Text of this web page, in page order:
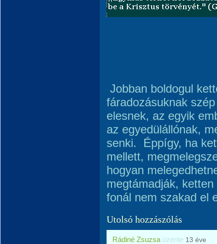
Jobban boldogul
fáradozásuknak
elesnek, az egyik
az egyedülállónak,
senki. Éppígy, ha
mellett,
hogyan
megtámadják,
fonál nem szakad el
Utolsó hozzászólás
Rádiné Zsuzsa üzente 13 éve